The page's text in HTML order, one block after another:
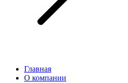
Главная
О компании